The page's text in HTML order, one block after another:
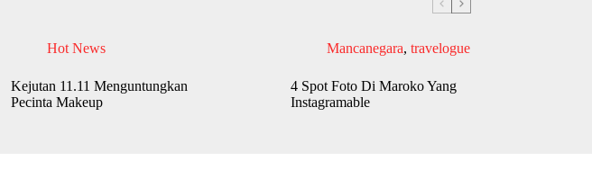
Hot News
Kejutan 11.11 Menguntungkan
Pecinta Makeup
Mancanegara, travelogue
4 Spot Foto Di Maroko Yang
Instagramable